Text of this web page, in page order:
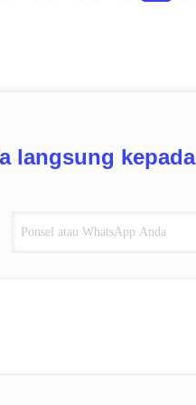
langsung